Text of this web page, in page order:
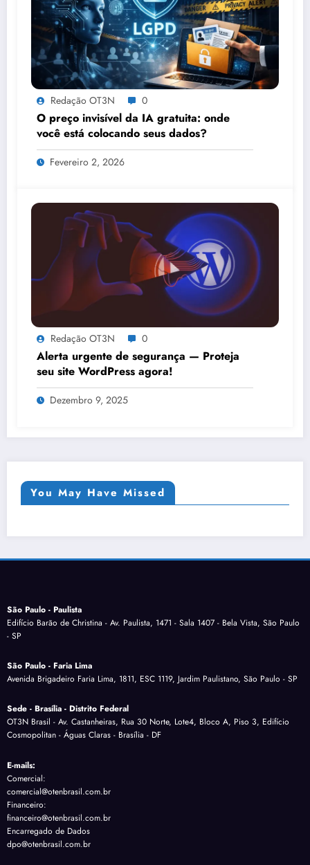
Redação OT3N 0
O preço invisível da IA gratuita: onde
você está colocando seus dados?
Fevereiro 2, 2026
Redação OT3N 0
Alerta urgente de segurança — Proteja
seu site WordPress agora!
Dezembro 9, 2025
You May Have Missed
São Paulo - Paulista
Edifício Barão de Christina - Av. Paulista, 1471 - Sala 1407 - Bela Vista, São Paulo
- SP
São Paulo - Faria Lima
Avenida Brigadeiro Faria Lima, 1811, ESC 1119, Jardim Paulistano, São Paulo - SP
Sede - Brasília - Distrito Federal
OT3N Brasil - Av. Castanheiras, Rua 30 Norte, Lote4, Bloco A, Piso 3, Edifício
Cosmopolitan - Águas Claras - Brasília - DF
E-mails:
Comercial:
comercial@otenbrasil.com.br
Financeiro:
financeiro@otenbrasil.com.br
Encarregado de Dados
dpo@otenbrasil.com.br